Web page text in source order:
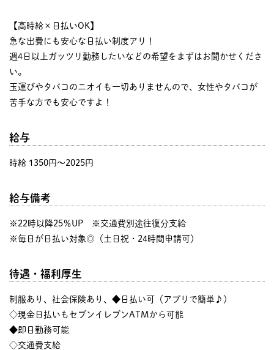
【高時給×日払いOK】
急な出費にも安心な日払い制度アリ！
週4日以上ガッツリ勤務したいなどの希望をまずはお聞かせくださ
い。
玉運びやタバコのニオイも一切ありませんので、女性やタバコが
苦手な方でも安心ですよ！
給与
時給 1350円〜2025円
給与備考
※22時以降25％UP ※交通費別途往復分支給
※毎日が日払い対象◎（土日祝・24時間申請可）
待遇・福利厚生
制服あり、社会保険あり、◆日払い可（アプリで簡単♪）
◇現金日払いもセブンイレブンATMから可能
◆即日勤務可能
◇交通費支給